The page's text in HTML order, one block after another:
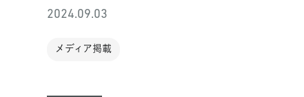
2024.09.03
メディア掲載